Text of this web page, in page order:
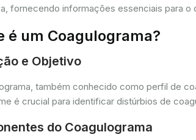
fornecendo informações essenciais para
é um Coagulograma?
e Objetivo
também conhecido como perfil de
é crucial para identificar distúrbios de
do Coagulograma